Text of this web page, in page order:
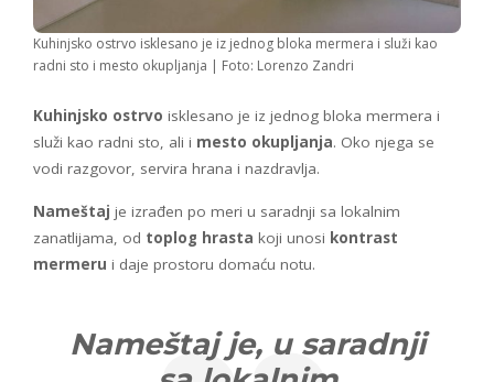
Kuhinjsko ostrvo isklesano je iz jednog bloka mermera i služi kao
radni sto i mesto okupljanja | Foto: Lorenzo Zandri
Kuhinjsko ostrvo isklesano je iz jednog bloka mermera i
služi kao radni sto, ali i mesto okupljanja. Oko njega se
vodi razgovor, servira hrana i nazdravlja.
Nameštaj je izrađen po meri u saradnji sa lokalnim
zanatlijama, od toplog hrasta koji unosi kontrast
mermeru i daje prostoru domaću notu.
Nameštaj je, u saradnji